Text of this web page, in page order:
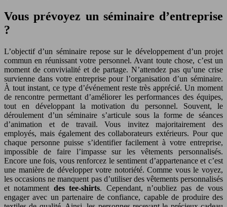
Vous prévoyez un séminaire d’entreprise
?
L’objectif d’un séminaire repose sur le développement d’un projet
commun en réunissant votre personnel. Avant toute chose, c’est un
moment de convivialité et de partage. N’attendez pas qu’une crise
survienne dans votre entreprise pour l’organisation d’un séminaire.
À tout instant, ce type d’événement reste très apprécié. Un moment
de rencontre permettant d’améliorer les performances des équipes,
tout en développant la motivation du personnel. Souvent, le
déroulement d’un séminaire s’articule sous la forme de séances
d’animation et de travail. Vous invitez majoritairement des
employés, mais également des collaborateurs extérieurs. Pour que
chaque personne puisse s’identifier facilement à votre entreprise,
impossible de faire l’impasse sur les vêtements personnalisés.
Encore une fois, vous renforcez le sentiment d’appartenance et c’est
une manière de développer votre notoriété. Comme vous le voyez,
les occasions ne manquent pas d’utiliser des vêtements personnalisés
et notamment des tee-shirts. Cependant, n’oubliez pas de vous
engager avec un partenaire de confiance, capable de produire des